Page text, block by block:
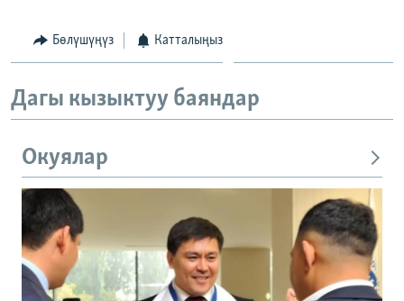
Бөлүшүңүз Катталыңыз
Дагы кызыктуу баяндар
Окуялар